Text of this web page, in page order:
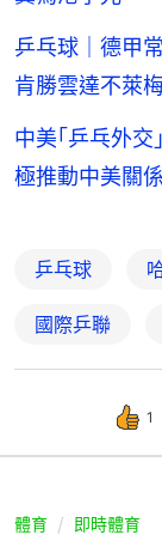
乒乓球｜德甲
肯勝雲達不萊
中美｢乒乓外
極推動中美關係
乒乓球
國際乒聯
1
體育 即時體育